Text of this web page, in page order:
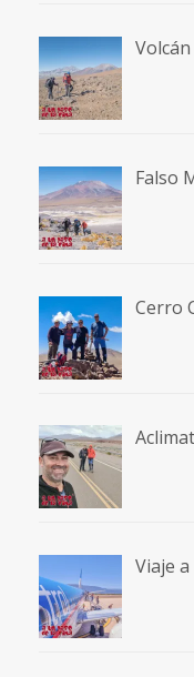
Falso
Cerro
Viaje